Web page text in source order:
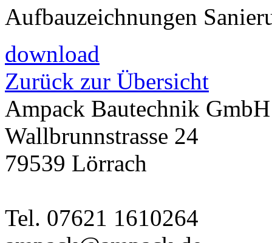
Aufbauzeichnungen
download
Zurück zur Übersicht
Ampack Bautechnik GmbH
Wallbrunnstrasse 24
79539 Lörrach
Tel. 07621 1610264